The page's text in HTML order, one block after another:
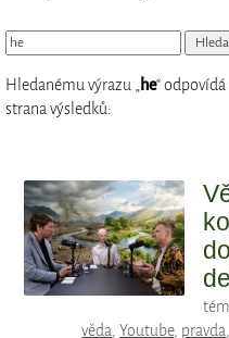
Hledanému výrazu „he“
strana výsledků:
věda,Youtube, pravda,